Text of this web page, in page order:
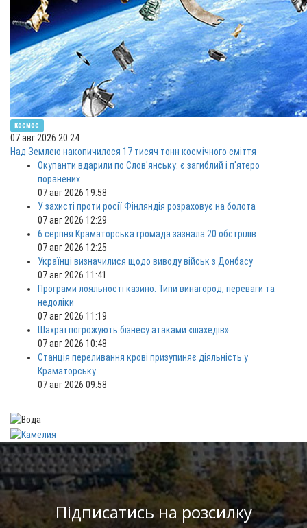
космос
07 авг 2026 20:24
Над Землею накопичилося 17 тисяч тонн космічного сміття
Окупанти вдарили по Слов'янську: є загиблий і п'ятеро
поранених
07 авг 2026 19:58
У захисті проти росії Фінляндія розраховує на болота
07 авг 2026 12:29
6 серпня Краматорська громада зазнала 20 обстрілів
07 авг 2026 12:25
Українці визначилися щодо виводу військ з Донбасу
07 авг 2026 11:41
Програми лояльності казино. Типи винагород, переваги та
недоліки
07 авг 2026 11:19
Шахраї погрожують бізнесу атаками «шахедів»
07 авг 2026 10:48
Станція переливання крові призупиняє діяльність у
Краматорську
07 авг 2026 09:58
Підписатись на розсилку